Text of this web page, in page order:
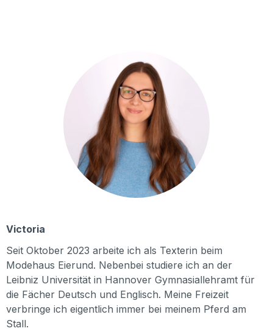
Victoria
Seit Oktober 2023 arbeite ich als Texterin beim
Modehaus Eierund. Nebenbei studiere ich an der
Leibniz Universität in Hannover Gymnasiallehramt für
die Fächer Deutsch und Englisch. Meine Freizeit
verbringe ich eigentlich immer bei meinem Pferd am
Stall.